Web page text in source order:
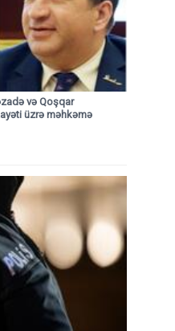
və Qoşqar
üzrə məhkəmə